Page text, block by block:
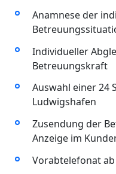
Anamnese der
Individueller
Betreuungskraft
Auswahl einer 24
Ludwigshafen
Zusendung der
Anzeige im
Vorabtelefonat